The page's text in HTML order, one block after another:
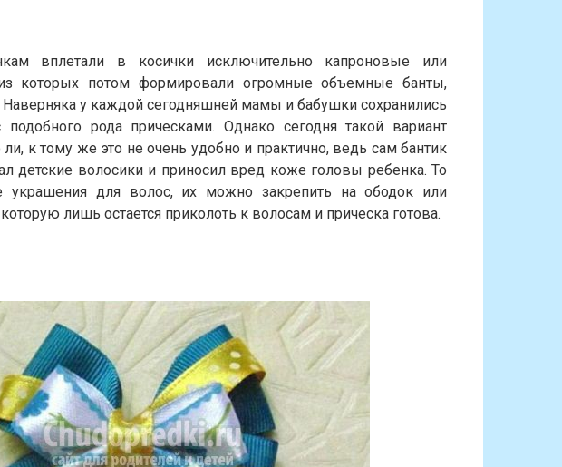
вплетали в косички исключительно капроновые или
которых потом формировали огромные объемные банты,
у каждой сегодняшней мамы и бабушки сохранились
рода прическами. Однако сегодня такой вариант
ли, к тому же это не очень удобно и практично, ведь сам бантик
детские волосики и приносил вред коже головы ребенка. То
украшения для волос, их можно закрепить на ободок или
лишь остается приколоть к волосам и прическа готова.